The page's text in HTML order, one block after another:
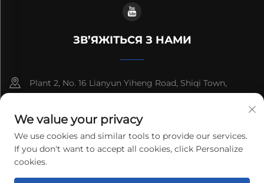
ЗВ’ЯЖІТЬСЯ З НАМИ
Plant 2, No. 16 Lianyun Yiheng Road, Shiqi Town,
+86-13192436782
[email protected]
We value your privacy
We use cookies and similar tools to provide our services.
If you don't want to accept all cookies, click Personalize
cookies.